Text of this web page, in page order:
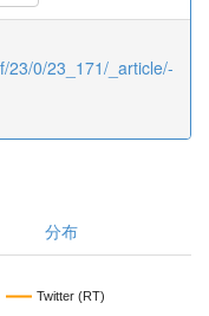
23/0/23_171/_article/-
分布
Twitter (RT)